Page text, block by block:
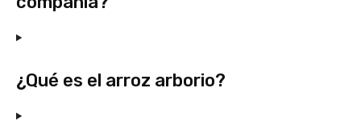
¿Qué es el arroz arborio?